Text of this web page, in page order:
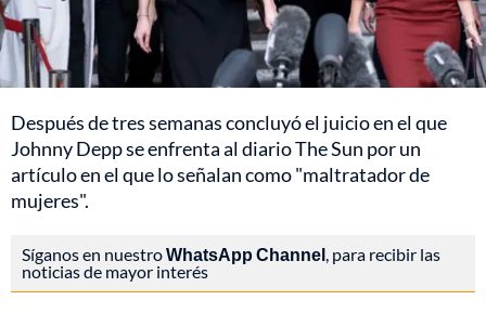
Después de tres semanas concluyó el juicio en el que
Johnny Depp se enfrenta al diario The Sun por un
artículo en el que lo señalan como "maltratador de
mujeres".
Síganos en nuestroWhatsApp Channel , para recibir las
noticias de mayor interés